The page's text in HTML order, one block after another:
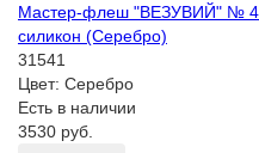
Мастер-флеш "ВЕЗУВИЙ" № 4
силикон (Серебро)
31541
Цвет: Серебро
Есть в наличии
3530 руб.